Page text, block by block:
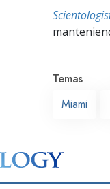
Temas
Miami